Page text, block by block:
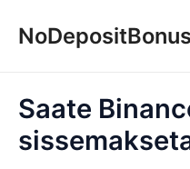
Saate